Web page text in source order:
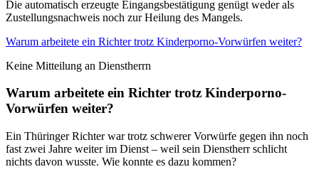
Die automatisch erzeugte Eingangsbestätigung genügt weder als
Zustellungsnachweis noch zur Heilung des Mangels.
Warum arbeitete ein Richter trotz Kinderporno-Vorwürfen weiter?
Keine Mitteilung an Dienstherrn
Warum arbeitete ein Richter trotz Kinderporno-
Vorwürfen weiter?
Ein Thüringer Richter war trotz schwerer Vorwürfe gegen ihn noch
fast zwei Jahre weiter im Dienst – weil sein Dienstherr schlicht
nichts davon wusste. Wie konnte es dazu kommen?